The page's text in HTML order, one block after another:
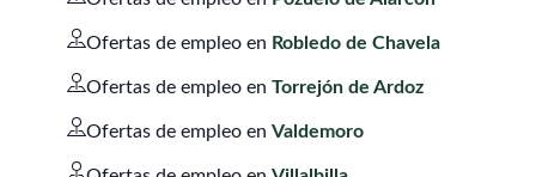
Ofertas de empleo en Robledo de Chavela
Ofertas de empleo en Torrejón de Ardoz
Ofertas de empleo en Valdemoro